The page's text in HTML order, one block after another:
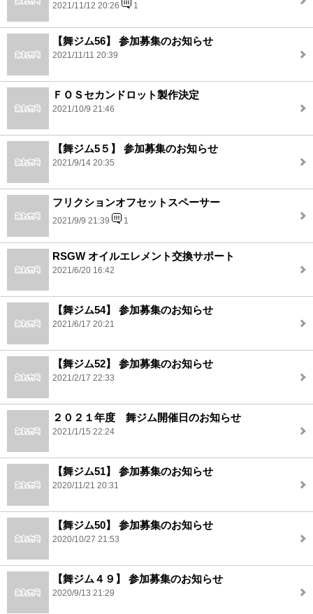
2021/11/12 20:26 1
【舞ジム56】 参加募集のお知らせ
2021/11/11 20:39
ＦＯＳセカンドロット製作決定
2021/10/9 21:46
【舞ジム5５】 参加募集のお知らせ
2021/9/14 20:35
フリクションオフセットスペーサー
2021/9/9 21:39 1
RSGW オイルエレメント交換サポート
2021/6/20 16:42
【舞ジム54】 参加募集のお知らせ
2021/6/17 20:21
【舞ジム52】 参加募集のお知らせ
2021/2/17 22:33
２０２１年度 舞ジム開催日のお知らせ
2021/1/15 22:24
【舞ジム51】 参加募集のお知らせ
2020/11/21 20:31
【舞ジム50】 参加募集のお知らせ
2020/10/27 21:53
【舞ジム４９】 参加募集のお知らせ
2020/9/13 21:29